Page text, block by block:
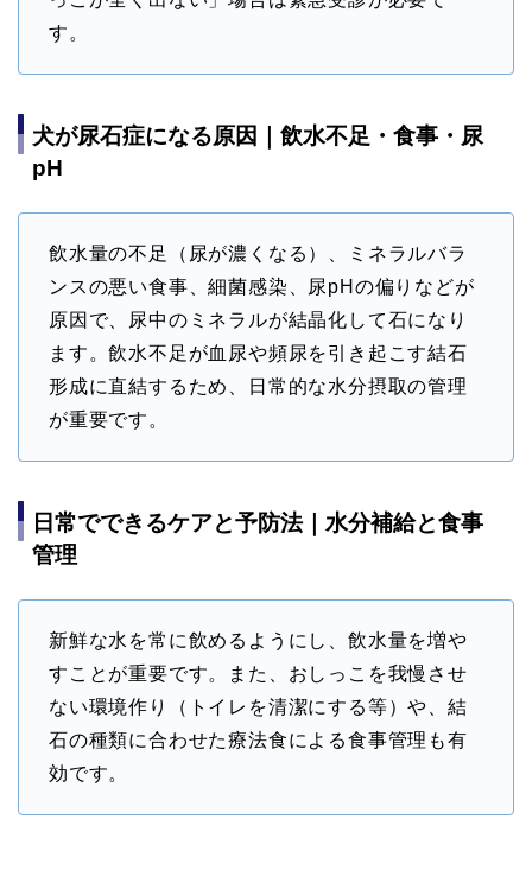
す。
犬が尿石症になる原因｜飲水不足・食事・尿
pH
飲水量の不足（尿が濃くなる）、ミネラルバラ
ンスの悪い食事、細菌感染、尿pHの偏りなどが
原因で、尿中のミネラルが結晶化して石になり
ます。飲水不足が血尿や頻尿を引き起こす結石
形成に直結するため、日常的な水分摂取の管理
が重要です。
日常でできるケアと予防法｜水分補給と食事
管理
新鮮な水を常に飲めるようにし、飲水量を増や
すことが重要です。また、おしっこを我慢させ
ない環境作り（トイレを清潔にする等）や、結
石の種類に合わせた療法食による食事管理も有
効です。